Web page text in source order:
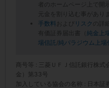
者のホームページ上で開
元金を割り込む事があり
手数料
および リスク
の
有価証券届出書（ 純金上
場信託 /純パラジウム上場
商号等 : 三菱ＵＦＪ信託銀行株式
金）第33号
加入している協会の名称 : 日本証